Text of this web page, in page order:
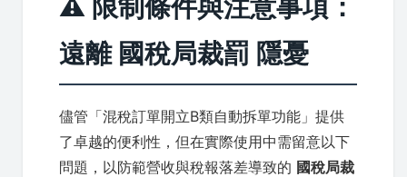
⚠️ 限制條件與注意事項：
遠離 國稅局裁罰 隱憂
儘管「混稅訂單開立B類自動拆單功能」提供
了卓越的便利性，但在實際使用中需留意以下
問題，以防範營收與稅報落差導致的 國稅局裁